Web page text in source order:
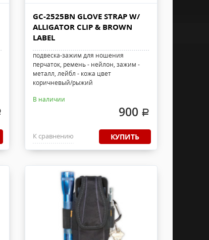
GC-2525BN GLOVE STRAP W/
ALLIGATOR CLIP & BROWN
LABEL
подвеска-зажим для ношения
перчаток, ремень - нейлон, зажим -
металл, лейбл - кожа цвет
коричневый/рыжий
В наличии
900 .
К сравнению КУПИТЬ